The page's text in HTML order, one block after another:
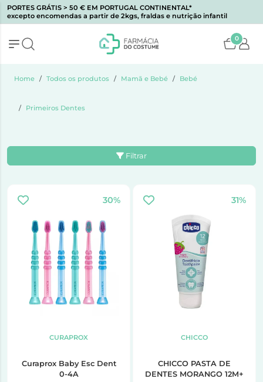
PORTES GRÁTIS > 50 € EM PORTUGAL CONTINENTAL*
excepto encomendas a partir de 2kgs, fraldas e nutrição infantil
0
Home Todos os produtos Mamã e Bebé Bebé
Primeiros Dentes
Filtrar
30%
CURAPROX
Curaprox Baby Esc Dent
0-4A
31%
CHICCO
CHICCO PASTA DE
DENTES MORANGO 12M+